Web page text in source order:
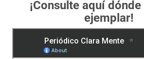
¡Consulte aquí
ejemplar!